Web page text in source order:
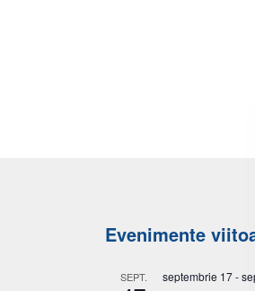
Evenimente
SEPT. septembrie 17-